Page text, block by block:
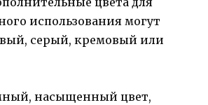
использования могут
серый, кремовый или
насыщенный цвет,